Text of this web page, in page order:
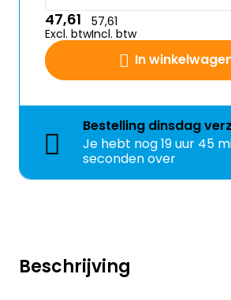
Beschrijving
In
47,61
Excl. btw
57,61
Incl. btw
Bestelling dinsdag
Je hebt nog19 uur 45
seconden over